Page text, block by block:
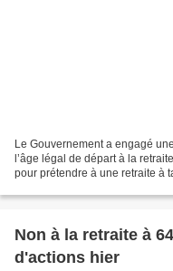
Le Gouvernement a engagé
l’âge légal de départ à la
pour prétendre à une retraite à
Non à la retraite à
d'actions hier